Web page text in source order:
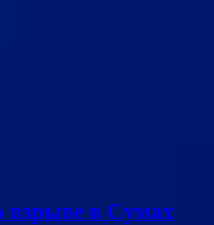
в Сумах